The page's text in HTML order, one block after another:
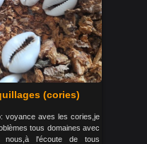
(cories)
voyance aves les cories,je
tous domaines avec
l'écoute de tous